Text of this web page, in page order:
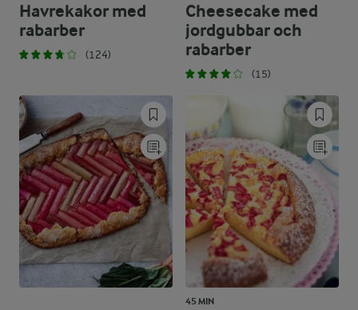
Havrekakor med
rabarber
(124)
Cheesecake med
jordgubbar och
rabarber
(15)
45 MIN